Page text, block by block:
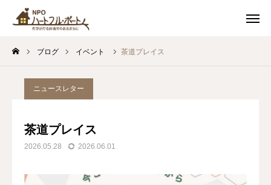
ブログ イベント 茶道プレイス
ニュースレター
茶道プレイス
2026.05.28 2026.06.01
スケジュール
アクセス
カフェ